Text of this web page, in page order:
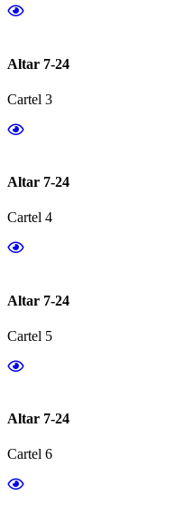
Altar 7-24
Cartel 3
Altar 7-24
Cartel 4
Altar 7-24
Cartel 5
Altar 7-24
Cartel 6